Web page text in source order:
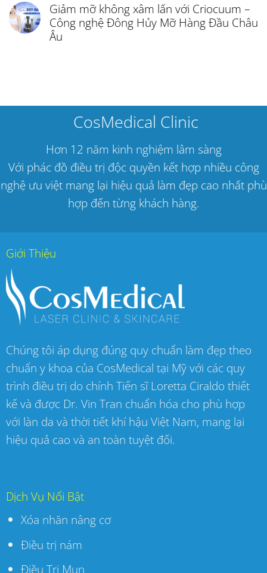
Giảm mỡ không xâm lấn với Criocuum –
Công nghệ Đông Hủy Mỡ Hàng Đầu Châu
Âu
CosMedical Clinic
Hơn 12 năm kinh nghiệm lâm sàng
Với phác đồ điều trị độc quyền kết hợp nhiều công
nghệ ưu việt mang lại hiệu quả làm đẹp cao nhất phù
hợp đến từng khách hàng.
Giới Thiệu
Chúng tôi áp dụng đúng quy chuẩn làm đẹp theo
chuẩn y khoa của CosMedical tại Mỹ với các quy
trình điều trị do chính Tiến sĩ Loretta Ciraldo thiết
kế và được Dr. Vin Tran chuẩn hóa cho phù hợp
với làn da và thời tiết khí hậu Việt Nam, mang lại
hiệu quả cao và an toàn tuyệt đối.
Dịch Vụ Nổi Bật
Xóa nhăn nâng cơ
Điều trị nám
Điều Trị Mụn